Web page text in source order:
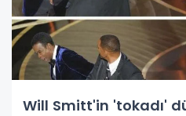
Will Smitt'in 'tokadı'